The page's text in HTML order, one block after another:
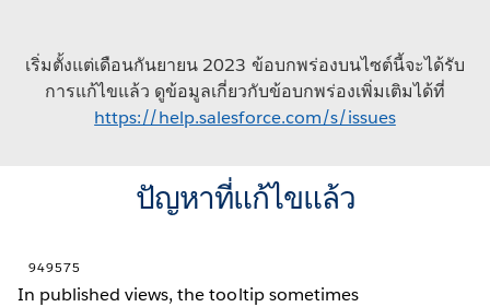
เริ่มตั้งแต่เดือนกันยายน 2023 ข้อบกพร่องบนไซต์นี้จะได้รับ
การแก้ไขแล้ว ดูข้อมูลเกี่ยวกับข้อบกพร่องเพิ่มเติมได้ที่
https://help.salesforce.com/s/issues
ปัญหาที่แก้ไขแล้ว
949575
In published views, the tooltip sometimes